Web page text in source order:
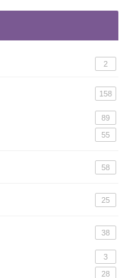
2
158
89
55
58
25
38
3
28